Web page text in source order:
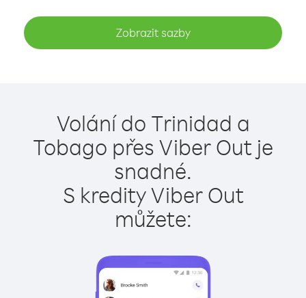
Zobrazit sazby
Volání do Trinidad a
Tobago přes Viber Out je
snadné.
S kredity Viber Out
můžete: